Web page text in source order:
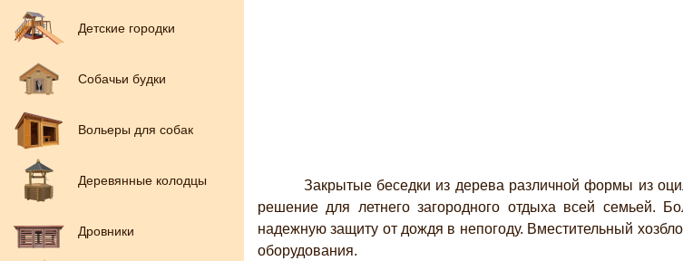
Детские городки
Собачьи будки
Вольеры для собак
Деревянные колодцы
Дровники
Закрытые беседки из дерева различной формы из
решение для летнего загородного отдыха всей семьей.
надежную защиту от дождя в непогоду. Вместительный
оборудования.